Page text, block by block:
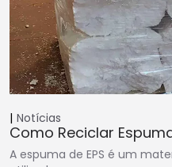
Notícias
Como Reciclar
A espuma de EPS é um